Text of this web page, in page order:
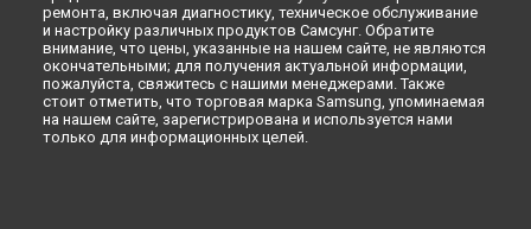
ремонта, включая диагностику, техническое обслуживание
и настройку различных продуктов Самсунг. Обратите
внимание, что цены, указанные на нашем сайте, не являются
окончательными; для получения актуальной информации,
пожалуйста, свяжитесь с нашими менеджерами. Также
стоит отметить, что торговая марка Samsung, упоминаемая
на нашем сайте, зарегистрирована и используется нами
только для информационных целей.